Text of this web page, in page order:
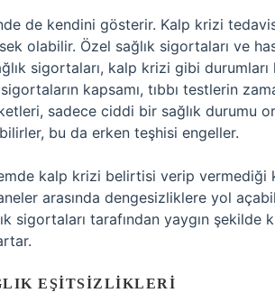
de kendini gösterir. Kalp krizi
olabilir. Özel sağlık sigortaları ve
sigortaları, kalp krizi gibi
kapsamı, tıbbı testlerin
sadece ciddi bir sağlık durumu
bu da erken teşhisi engeller.
kalp krizi belirtisi verip vermediği
arasında dengesizliklere yol
sigortaları tarafından yaygın şekilde
EŞITSIZLIKLERI